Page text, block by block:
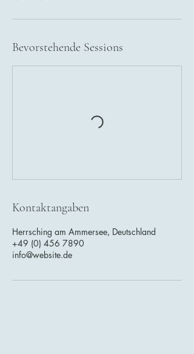
Bevorstehende Sessions
Kontaktangaben
Herrsching am Ammersee, Deutschland
+49 (0) 456 7890
info@website.de